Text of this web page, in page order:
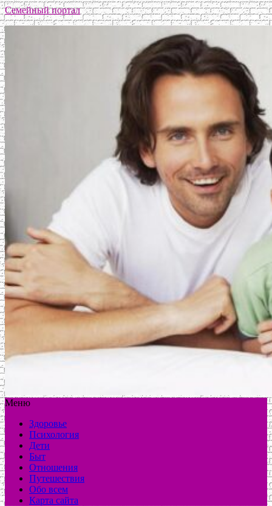
Семейный портал
Меню
Здоровье
Психология
Дети
Быт
Отношения
Путешествия
Обо всем
Карта сайта